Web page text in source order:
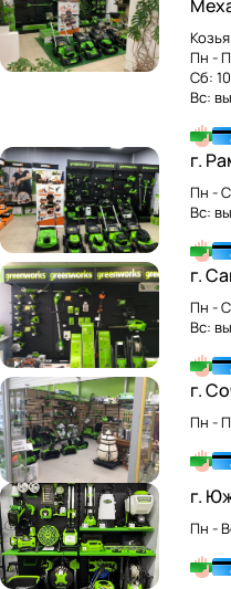
Пн -
Сб:
Вс:
г.
Пн -
Вс:
г.
Пн -
Вс:
г.
Пн -
г.
Пн -